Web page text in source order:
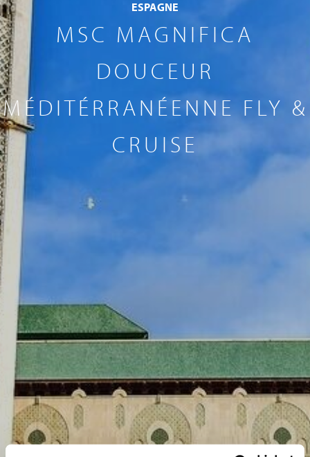
ESPAGNE
MSC MAGNIFICA
DOUCEUR
MÉDITÉRRANÉENNE FLY &
CRUISE